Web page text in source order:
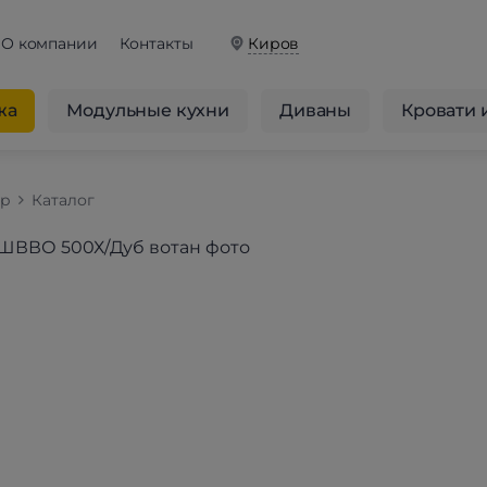
О компании Контакты Киров
Модульные кухни Диваны Кровати
Каталог